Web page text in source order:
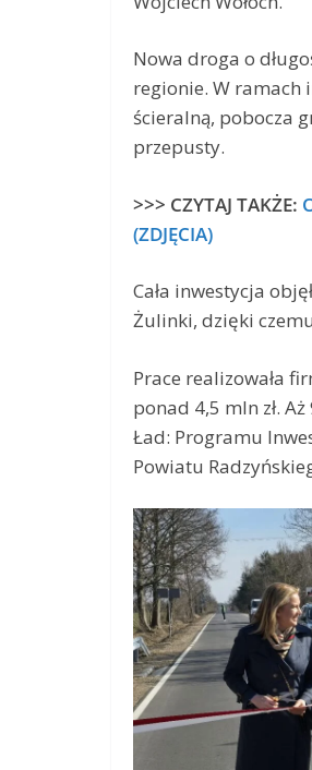
Nowa droga o
regionie. W ramach
ścieralną, pobocza
przepusty.
>>> CZYTAJ TAKŻE:
(ZDJĘCIA)
Cała inwestycja
Żulinki, dzięki
Prace realizowała
ponad 4,5 mln zł.
Ład: Programu
Powiatu